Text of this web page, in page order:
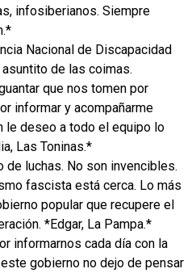
infosiberianos. Siempre
Nacional de Discapacidad
de las coimas.
que nos tomen por
informar y acompañarme
le deseo a todo el equipo lo
Las Toninas.*
de luchas. No son invencibles.
fascista está cerca. Lo más
popular que recupere el
*Edgar, La Pampa.*
informarnos cada día con la
gobierno no dejo de pensar